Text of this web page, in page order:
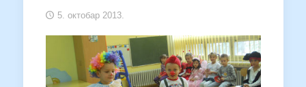
5. октобар 2013.